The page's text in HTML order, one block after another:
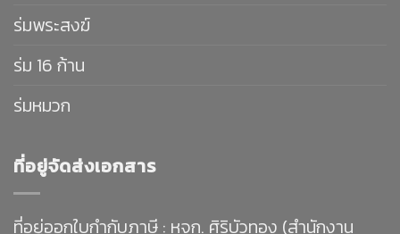
ร่มพระสงฆ์
ร่ม 16 ก้าน
ร่มหมวก
ที่อยู่จัดส่งเอกสาร
ที่อยู่ออกใบกำกับภาษี : หจก. ศิริบัวทอง (สำนักงาน